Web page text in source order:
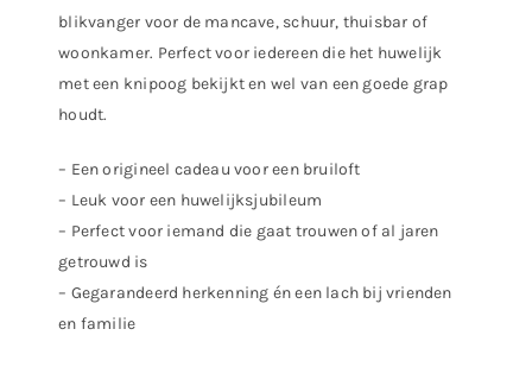
blikvanger voor de mancave, schuur, thuisbar of
woonkamer. Perfect voor iedereen die het huwelijk
met een knipoog bekijkt en wel van een goede grap
houdt.
– Een origineel cadeau voor een bruiloft
– Leuk voor een huwelijksjubileum
– Perfect voor iemand die gaat trouwen of al jaren
getrouwd is
– Gegarandeerd herkenning én een lach bij vrienden
en familie